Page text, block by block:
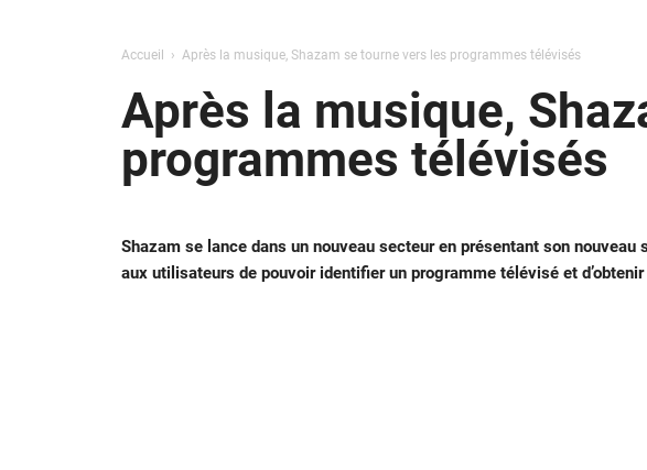
Accueil Après la musique, Shazam se tourne vers les programmes télévisés
Après la musique,
programmes télévisés
Shazam se lance dans un nouveau secteur en présentant son nouveau
aux utilisateurs de pouvoir identifier un programme télévisé et